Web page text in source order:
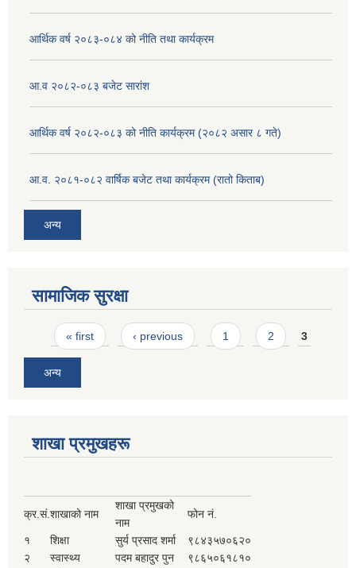
आर्थिक वर्ष २०८३-०८४ को नीति तथा कार्यक्रम
आ.व २०८२-०८३ बजेट सारांश
आर्थिक वर्ष २०८२-०८३ को नीति कार्यक्रम (२०८२ असार ८ गते)
आ.व. २०८१-०८२ वार्षिक बजेट तथा कार्यक्रम (रातो किताब)
अन्य
सामाजिक सुरक्षा
Pages
« first ‹ previous 1 2 3
अन्य
शाखा प्रमुखहरू
क्र.सं.शाखाको नाम
शाखा प्रमुखको
नाम
फोन नं.
१ शिक्षा सुर्य प्रसाद शर्मा
९८४३५७०६२०
२
स्वास्थ्य पदम बहादुर पुन
९८६५०६१८१०